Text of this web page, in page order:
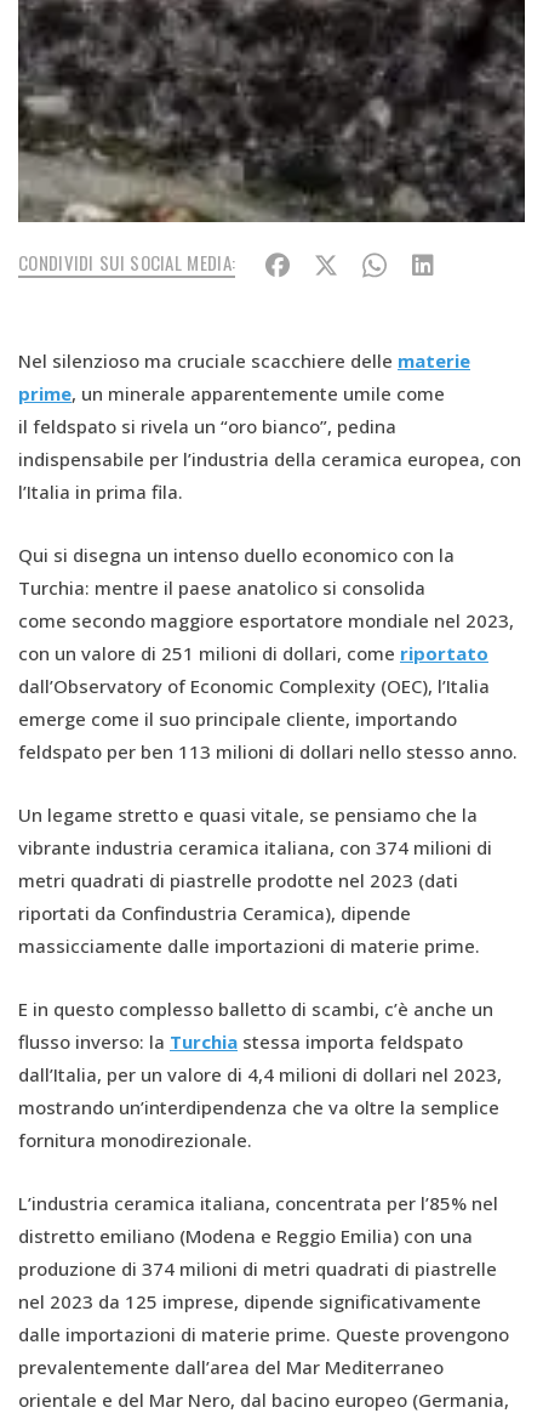
CONDIVIDI SUI SOCIAL MEDIA:
Nel silenzioso ma cruciale scacchiere delle materie
prime, un minerale apparentemente umile come
il feldspato si rivela un “oro bianco”, pedina
indispensabile per l’industria della ceramica europea, con
l’Italia in prima fila.
Qui si disegna un intenso duello economico con la
Turchia: mentre il paese anatolico si consolida
come secondo maggiore esportatore mondiale nel 2023,
con un valore di 251 milioni di dollari, come riportato
dall’Observatory of Economic Complexity (OEC), l’Italia
emerge come il suo principale cliente, importando
feldspato per ben 113 milioni di dollari nello stesso anno.
Un legame stretto e quasi vitale, se pensiamo che la
vibrante industria ceramica italiana, con 374 milioni di
metri quadrati di piastrelle prodotte nel 2023 (dati
riportati da Confindustria Ceramica), dipende
massicciamente dalle importazioni di materie prime.
E in questo complesso balletto di scambi, c’è anche un
flusso inverso: la Turchia stessa importa feldspato
dall’Italia, per un valore di 4,4 milioni di dollari nel 2023,
mostrando un’interdipendenza che va oltre la semplice
fornitura monodirezionale.
L’industria ceramica italiana, concentrata per l’85% nel
distretto emiliano (Modena e Reggio Emilia) con una
produzione di 374 milioni di metri quadrati di piastrelle
nel 2023 da 125 imprese, dipende significativamente
dalle importazioni di materie prime. Queste provengono
prevalentemente dall’area del Mar Mediterraneo
orientale e del Mar Nero, dal bacino europeo (Germania,